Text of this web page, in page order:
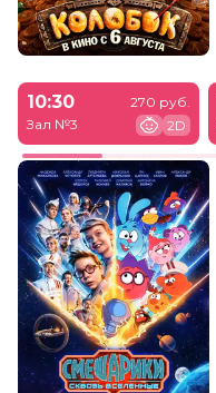
10:30
Зал №3
270 руб.
2D